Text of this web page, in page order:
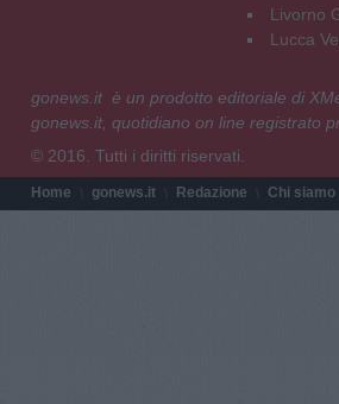
Livorno
Lucca
gonews.it è un prodotto editoriale di
gonews.it, quotidiano on line registrato
© 2016. Tutti i diritti riservati.
Home gonews.it Redazione Chi siamo